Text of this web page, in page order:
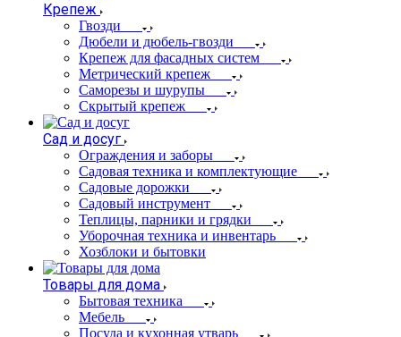
Крепеж
Гвозди
Дюбели и дюбель-гвозди
Крепеж для фасадных систем
Метрический крепеж
Саморезы и шурупы
Скрытый крепеж
Сад и досуг
Ограждения и заборы
Садовая техника и комплектующие
Садовые дорожки
Садовый инструмент
Теплицы, парники и грядки
Уборочная техника и инвентарь
Хозблоки и бытовки
Товары для дома
Бытовая техника
Мебель
Посуда и кухонная утварь